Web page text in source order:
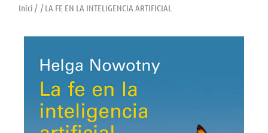
Inici / / LA FE EN LA INTELIGENCIA ARTIFICIAL